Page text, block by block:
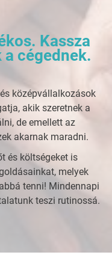
Kassza
cégednek.
középvállalkozások
akik szeretnek a
de emellett az
akarnak maradni.
és költségeket is
melyek
tenni! Mindennapi
teszi rutinossá.